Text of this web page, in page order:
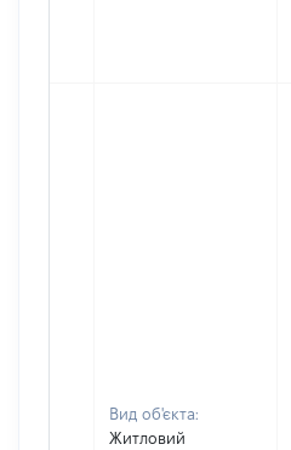
Вид об'єкта:
Житловий